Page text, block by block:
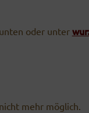
oder unter
mehr möglich.